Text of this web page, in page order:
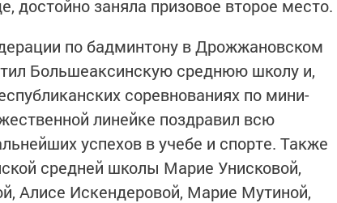
достойно заняла призовое второе место.
по бадминтону в Дрожжановском
Большеаксинскую среднюю школу и,
соревнованиях по мини-
линейке поздравил всю
успехов в учебе и спорте. Также
средней школы Марие Унисковой,
Алисе Искендеровой, Марие Мутиной,